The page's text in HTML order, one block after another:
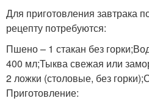
Для приготовления завтрака
рецепту потребуются:
Пшено – 1 стакан без
400 мл;Тыква свежая или
2 ложки (столовые, без
Приготовление: